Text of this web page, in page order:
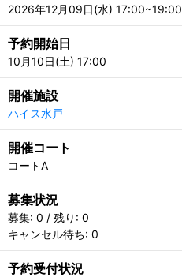
2026年12月09日(水) 17:00~19:00
予約開始日
10月10日(土) 17:00
開催施設
ハイス水戸
開催コート
コートA
募集状況
募集: 0 / 残り: 0
キャンセル待ち: 0
予約受付状況